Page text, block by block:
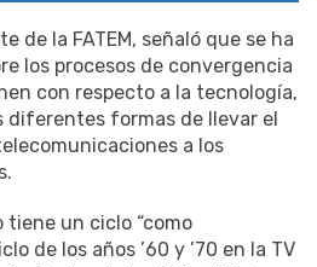
de la FATEM, señaló que se ha
los procesos de convergencia
con respecto a la tecnología,
diferentes formas de llevar el
a los
un ciclo “como
de los años ’60 y ’70 en la TV